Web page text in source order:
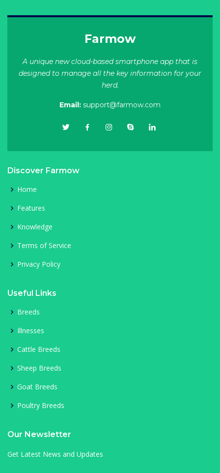
Farmow
A unique new cloud-based smartphone app that is
designed to manage all the key information for your
herd.
Email: support@farmow.com
Discover Farmow
Home
Features
Knowledge
Terms of Service
Privacy Policy
Useful Links
Breeds
Illnesses
Cattle Breeds
Sheep Breeds
Goat Breeds
Poultry Breeds
Our Newsletter
Get Latest News and Updates